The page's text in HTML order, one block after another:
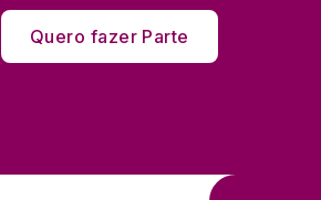
Quero fazer Parte